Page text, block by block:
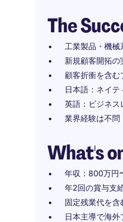
The
工業製品・機械
新規顧客開拓の
顧客折衝を含
日本語：ネイテ
英語：ビジネス
業界経験は不問
What's
年収：800万円
年2回の賞与支
固定残業代を含
日本主導で海